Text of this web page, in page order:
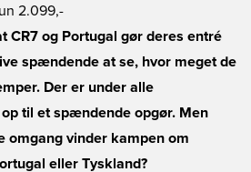
2.099,-
CR7 og Portugal gør deres entré
spændende at se, hvor meget de
Der er under alle
til et spændende opgør. Men
omgang vinder kampen om
eller Tyskland?